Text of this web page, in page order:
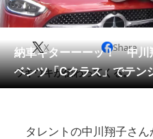
動物
会員記事
メディア
納車キターーーッ！ 中川
ベンツ「Cクラス」でテン
X Share
ウキウキが伝わってくる。
タレントの中川翔子さん